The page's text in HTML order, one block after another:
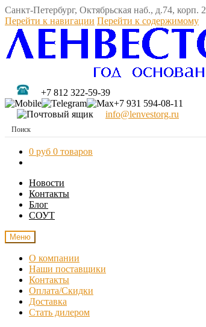
Санкт-Петербург, Октябрьская наб., д.74,
Перейти к навигации Перейти к содержимому
+7 812 322-59-39
+7 931 594-08-11
info@lenvestorg.ru
0 руб 0 товаров
Новости
Контакты
Блог
СОУТ
Меню
О компании
Наши поставщики
Контакты
Оплата/Скидки
Доставка
Стать дилером